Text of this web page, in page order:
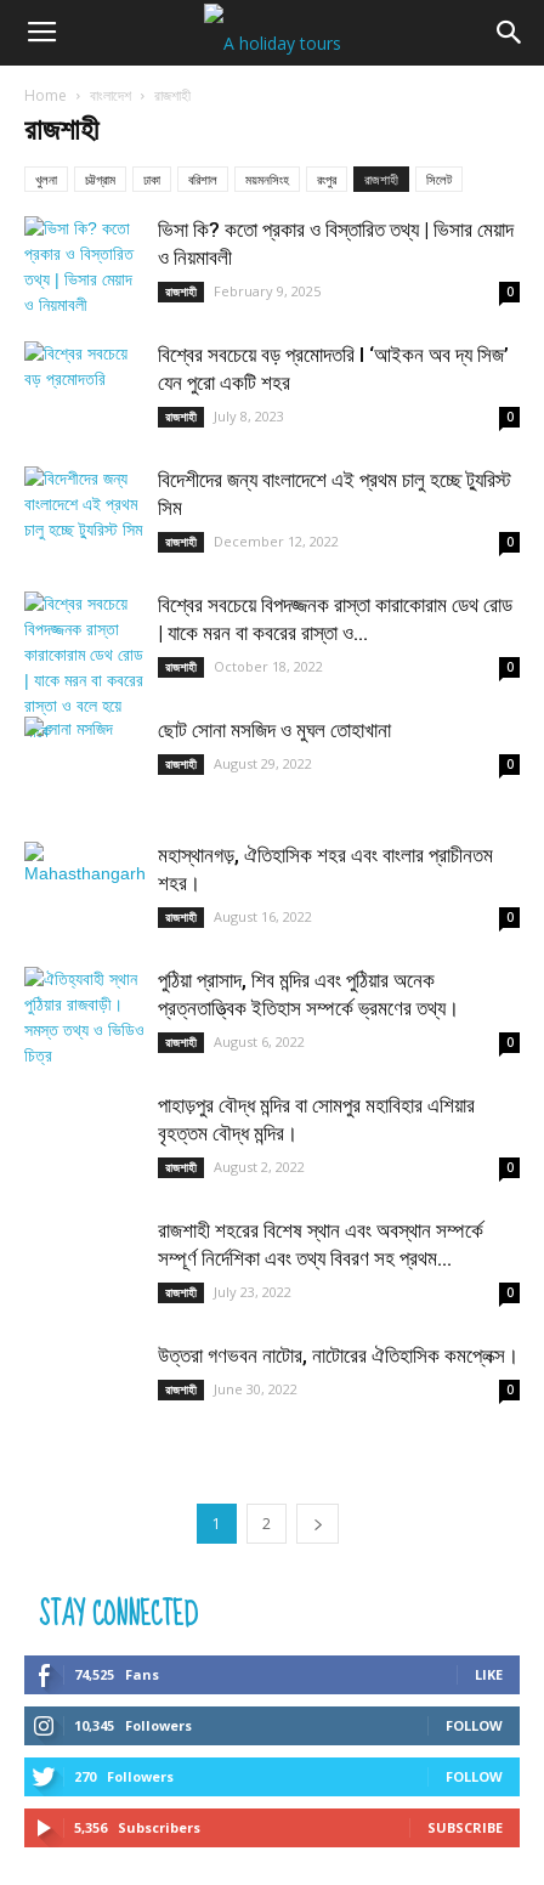
Home বাংলাদেশ রাজশাহী
রাজশাহী
খুলনা চট্টগ্রাম ঢাকা বরিশাল ময়মনসিংহ রংপুর রাজশাহী সিলেট
ভিসা কি? কতো প্রকার ও বিস্তারিত তথ্য | ভিসার মেয়াদ
ও নিয়মাবলী
রাজশাহী February 9, 2025 0
বিশ্বের সবচেয়ে বড় প্রমোদতরি l ‘আইকন অব দ্য সিজ’
যেন পুরো একটি শহর
রাজশাহী July 8, 2023 0
বিদেশীদের জন্য বাংলাদেশে এই প্রথম চালু হচ্ছে ট্যুরিস্ট
সিম
রাজশাহী December 12, 2022 0
বিশ্বের সবচেয়ে বিপদজ্জনক রাস্তা কারাকোরাম ডেথ রোড
| যাকে মরন বা কবরের রাস্তা ও...
রাজশাহী October 18, 2022 0
ছোট সোনা মসজিদ ও মুঘল তোহাখানা
রাজশাহী August 29, 2022 0
মহাস্থানগড়, ঐতিহাসিক শহর এবং বাংলার প্রাচীনতম
শহর।
রাজশাহী August 16, 2022 0
পুঠিয়া প্রাসাদ, শিব মন্দির এবং পুঠিয়ার অনেক
প্রত্নতাত্ত্বিক ইতিহাস সম্পর্কে ভ্রমণের তথ্য।
রাজশাহী August 6, 2022 0
পাহাড়পুর বৌদ্ধ মন্দির বা সোমপুর মহাবিহার এশিয়ার
বৃহত্তম বৌদ্ধ মন্দির।
রাজশাহী August 2, 2022 0
রাজশাহী শহরের বিশেষ স্থান এবং অবস্থান সম্পর্কে
সম্পূর্ণ নির্দেশিকা এবং তথ্য বিবরণ সহ প্রথম...
রাজশাহী July 23, 2022 0
উত্তরা গণভবন নাটোর, নাটোরের ঐতিহাসিক কমপ্লেক্স।
রাজশাহী June 30, 2022 0
1 2
STAY CONNECTED
74,525 Fans LIKE
10,345 Followers FOLLOW
270 Followers FOLLOW
5,356 Subscribers SUBSCRIBE